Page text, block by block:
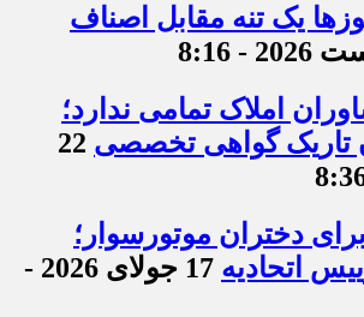
یک تنه مقابل اصناف
املاک تمامی ندارد؛
تاریک گواهی تخصصی 22
دختران موتورسوار؛
اتحادیه
17 جولای 2026 -